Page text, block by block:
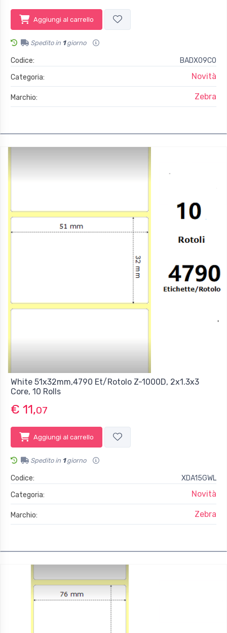
Aggiungi al carrello
Spedito in 1giorno
Codice:
BADX09C0
Categoria:
Novità
Marchio: Zebra
White 51x32mm,4790 Et/Rotolo Z-1000D, 2x1.3x3
Core, 10 Rolls
€ 11,07
Aggiungi al carrello
Spedito in 1giorno
Codice:
XDA15GWL
Categoria:
Novità
Marchio: Zebra